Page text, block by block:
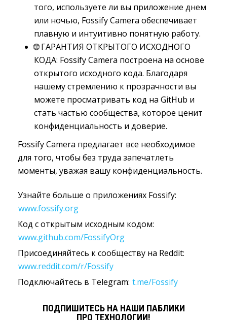
того, используете ли вы приложение днем
или ночью, Fossify Camera обеспечивает
плавную и интуитивно понятную работу.
🌐 ГАРАНТИЯ ОТКРЫТОГО ИСХОДНОГО
КОДА: Fossify Camera построена на основе
открытого исходного кода. Благодаря
нашему стремлению к прозрачности вы
можете просматривать код на GitHub и
стать частью сообщества, которое ценит
конфиденциальность и доверие.
Fossify Camera предлагает все необходимое
для того, чтобы без труда запечатлеть
моменты, уважая вашу конфиденциальность.
Узнайте больше о приложениях Fossify:
www.fossify.org
Код с открытым исходным кодом:
www.github.com/FossifyOrg
Присоединяйтесь к сообществу на Reddit:
www.reddit.com/r/Fossify
Подключайтесь в Telegram: t.me/Fossify
ПОДПИШИТЕСЬ НА НАШИ ПАБЛИКИ
ПРО ТЕХНОЛОГИИ!